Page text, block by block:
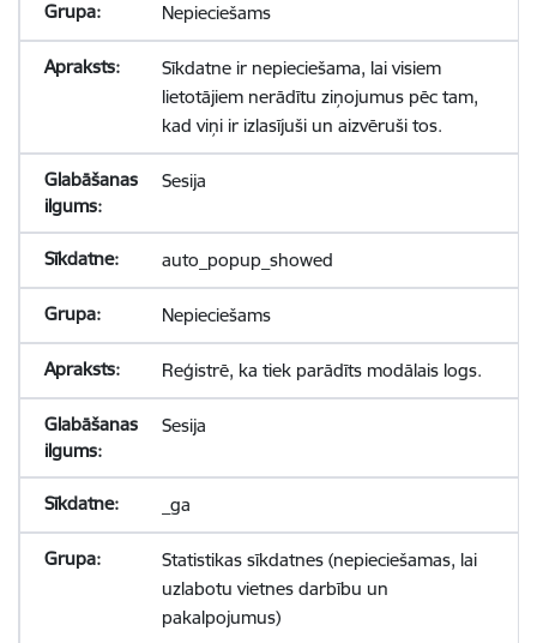
Nepieciešams
Sīkdatne ir nepieciešama, lai visiem
lietotājiem nerādītu ziņojumus pēc tam,
kad viņi ir izlasījuši un aizvēruši tos.
Sesija
auto_popup_showed
Nepieciešams
Reģistrē, ka tiek parādīts modālais logs.
Sesija
_ga
Statistikas sīkdatnes (nepieciešamas, lai
uzlabotu vietnes darbību un
pakalpojumus)